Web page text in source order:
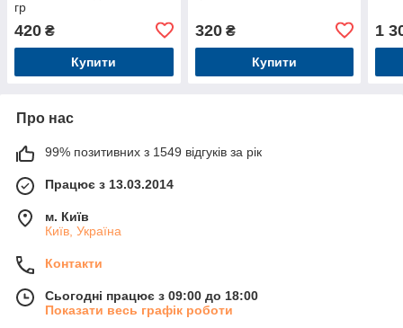
гр
420 ₴
Купити
320₴
Купити
1
Про нас
99% позитивних з 1549 відгуків за рік
Працює з 13.03.2014
м. Київ
Київ, Україна
Контакти
Сьогодні працює з 09:00 до 18:00
Показати весь графік роботи